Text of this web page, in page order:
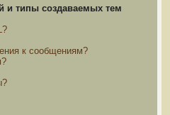
и типы создаваемых тем
к сообщениям?